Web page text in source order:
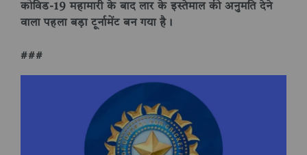
कोविड-19 महामारी के बाद लार के इस्तेमाल की अनुमति देने
वाला पहला बड़ा टूर्नामेंट बन गया है।
###